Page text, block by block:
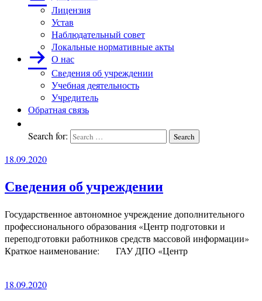
СМИ
переподготовка
работников
Лицензия
Устав
Наблюдательный совет
Локальные нормативные акты
О нас
Сведения об учреждении
Учебная деятельность
Учредитель
Обратная связь
Search for: Search
18.09.2020
Сведения об учреждении
Государственное автономное учреждение дополнительного
профессионального образования «Центр подготовки и
переподготовки работников средств массовой информации»
Краткое наименование: ГАУ ДПО «Центр
18.09.2020